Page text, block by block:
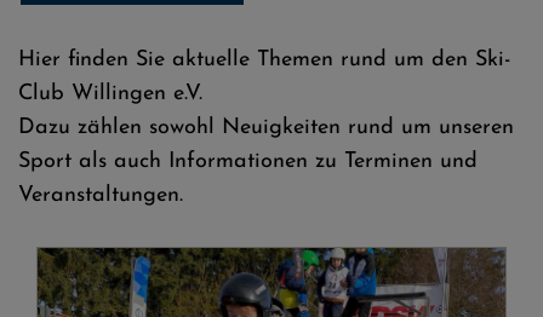
Hier finden Sie aktuelle Themen rund um den Ski-
Club Willingen e.V.
Dazu zählen sowohl Neuigkeiten rund um unseren
Sport als auch Informationen zu Terminen und
Veranstaltungen.